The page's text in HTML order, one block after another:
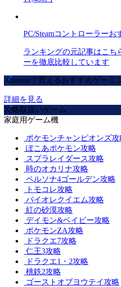
PC/Steamコントローラーお
ランキングの元記事はこち
ーを徹底比較しています
Amazonで買えるおすすめゲーミ
詳細を見る
攻略取扱いゲーム
家庭用ゲーム機
ポケモンチャンピオンズ攻
ぽこあポケモン攻略
スプラレイダース攻略
時のオカリナ攻略
ペルソナ4ゴールデン攻略
トモコレ攻略
バイオレクイエム攻略
紅の砂漠攻略
デイモン&ベイビー攻略
ポケモンZA攻略
ドラクエ7攻略
仁王3攻略
ドラクエ1・2攻略
桃鉄2攻略
ゴーストオブヨウテイ攻略